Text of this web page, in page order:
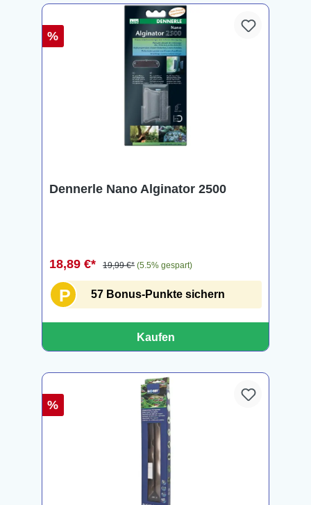
%
Dennerle Nano Alginator 2500
18,89 €* 19,99 €* (5.5% gespart)
P 57 Bonus-Punkte sichern
Kaufen
%